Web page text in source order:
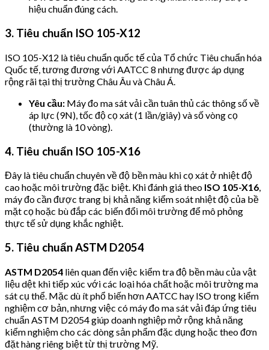
hiệu chuẩn đúng cách.
3. Tiêu chuẩn ISO 105-X12
ISO 105-X12 là tiêu chuẩn quốc tế của Tổ chức Tiêu chuẩn hóa
Quốc tế, tương đương với AATCC 8 nhưng được áp dụng
rộng rãi tại thị trường Châu Âu và Châu Á.
Yêu cầu: Máy đo ma sát vải cần tuân thủ các thông số về
áp lực (9N), tốc độ cọ xát (1 lần/giây) và số vòng cọ
(thường là 10 vòng).
4. Tiêu chuẩn ISO 105-X16
Đây là tiêu chuẩn chuyên về độ bền màu khi cọ xát ở nhiệt độ
cao hoặc môi trường đặc biệt. Khi đánh giá theo ISO 105-X16,
máy đo cần được trang bị khả năng kiểm soát nhiệt độ của bề
mặt cọ hoặc bù đắp các biến đổi môi trường để mô phỏng
thực tế sử dụng khắc nghiệt.
5. Tiêu chuẩn ASTM D2054
ASTM D2054 liên quan đến việc kiểm tra độ bền màu của vật
liệu dệt khi tiếp xúc với các loại hóa chất hoặc môi trường ma
sát cụ thể. Mặc dù ít phổ biến hơn AATCC hay ISO trong kiểm
nghiệm cơ bản, nhưng việc có máy đo ma sát vải đáp ứng tiêu
chuẩn ASTM D2054 giúp doanh nghiệp mở rộng khả năng
kiểm nghiệm cho các dòng sản phẩm đặc dụng hoặc theo đơn
đặt hàng riêng biệt từ thị trường Mỹ.